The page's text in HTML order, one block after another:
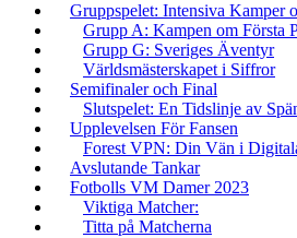
Gruppspelet: Intensiva Kamper
Grupp A: Kampen om Första
Grupp G: Sveriges Äventyr
Världsmästerskapet i Siffror
Semifinaler och Final
Slutspelet: En Tidslinje av
Upplevelsen För Fansen
Forest VPN: Din Vän i
Avslutande Tankar
Fotbolls VM Damer 2023
Viktiga Matcher:
Titta på Matcherna